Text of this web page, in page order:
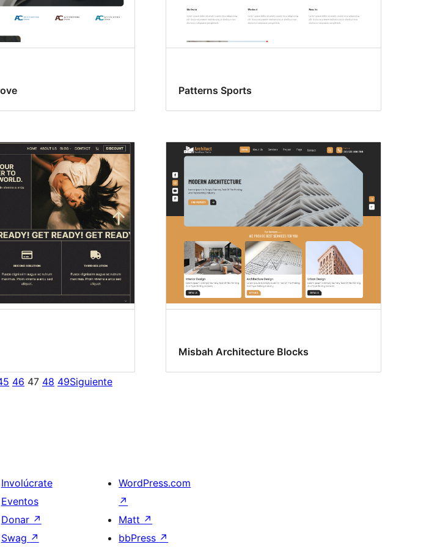
Patterns Sports
Misbah Architecture Blocks
46 47 48 49Siguiente
Involúcrate
Eventos
Donar ↗
Swag ↗
WordPress.com
↗
Matt ↗
bbPress ↗